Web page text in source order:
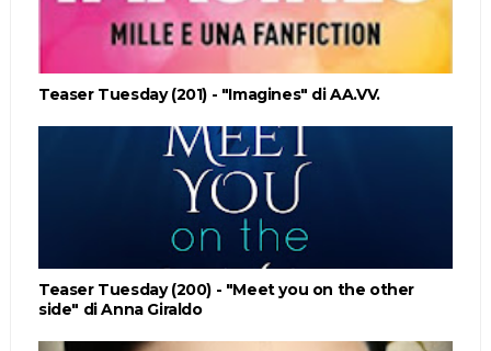
Teaser Tuesday (201) - "Imagines" di AA.VV.
Teaser Tuesday (200) - "Meet you on the other
side" di Anna Giraldo